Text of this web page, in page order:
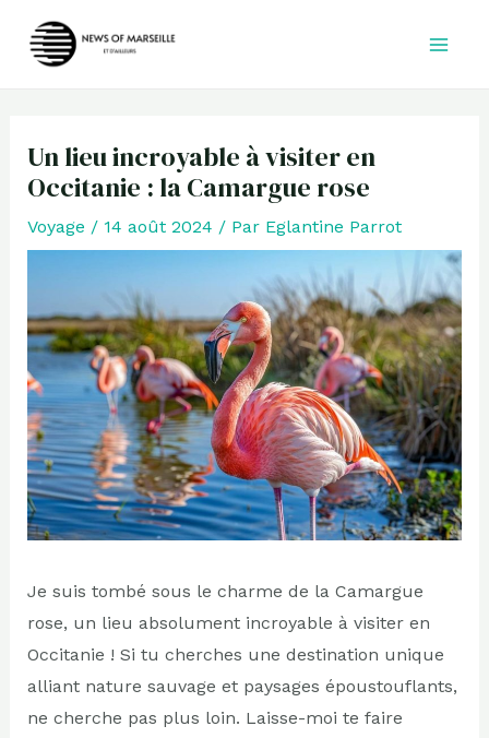
Un lieu incroyable à visiter en
Occitanie : la Camargue rose
Voyage / 14 août 2024 / Par Eglantine Parrot
Je suis tombé sous le charme de la Camargue
rose, un lieu absolument incroyable à visiter en
Occitanie ! Si tu cherches une destination unique
alliant nature sauvage et paysages époustouflants,
ne cherche pas plus loin. Laisse-moi te faire